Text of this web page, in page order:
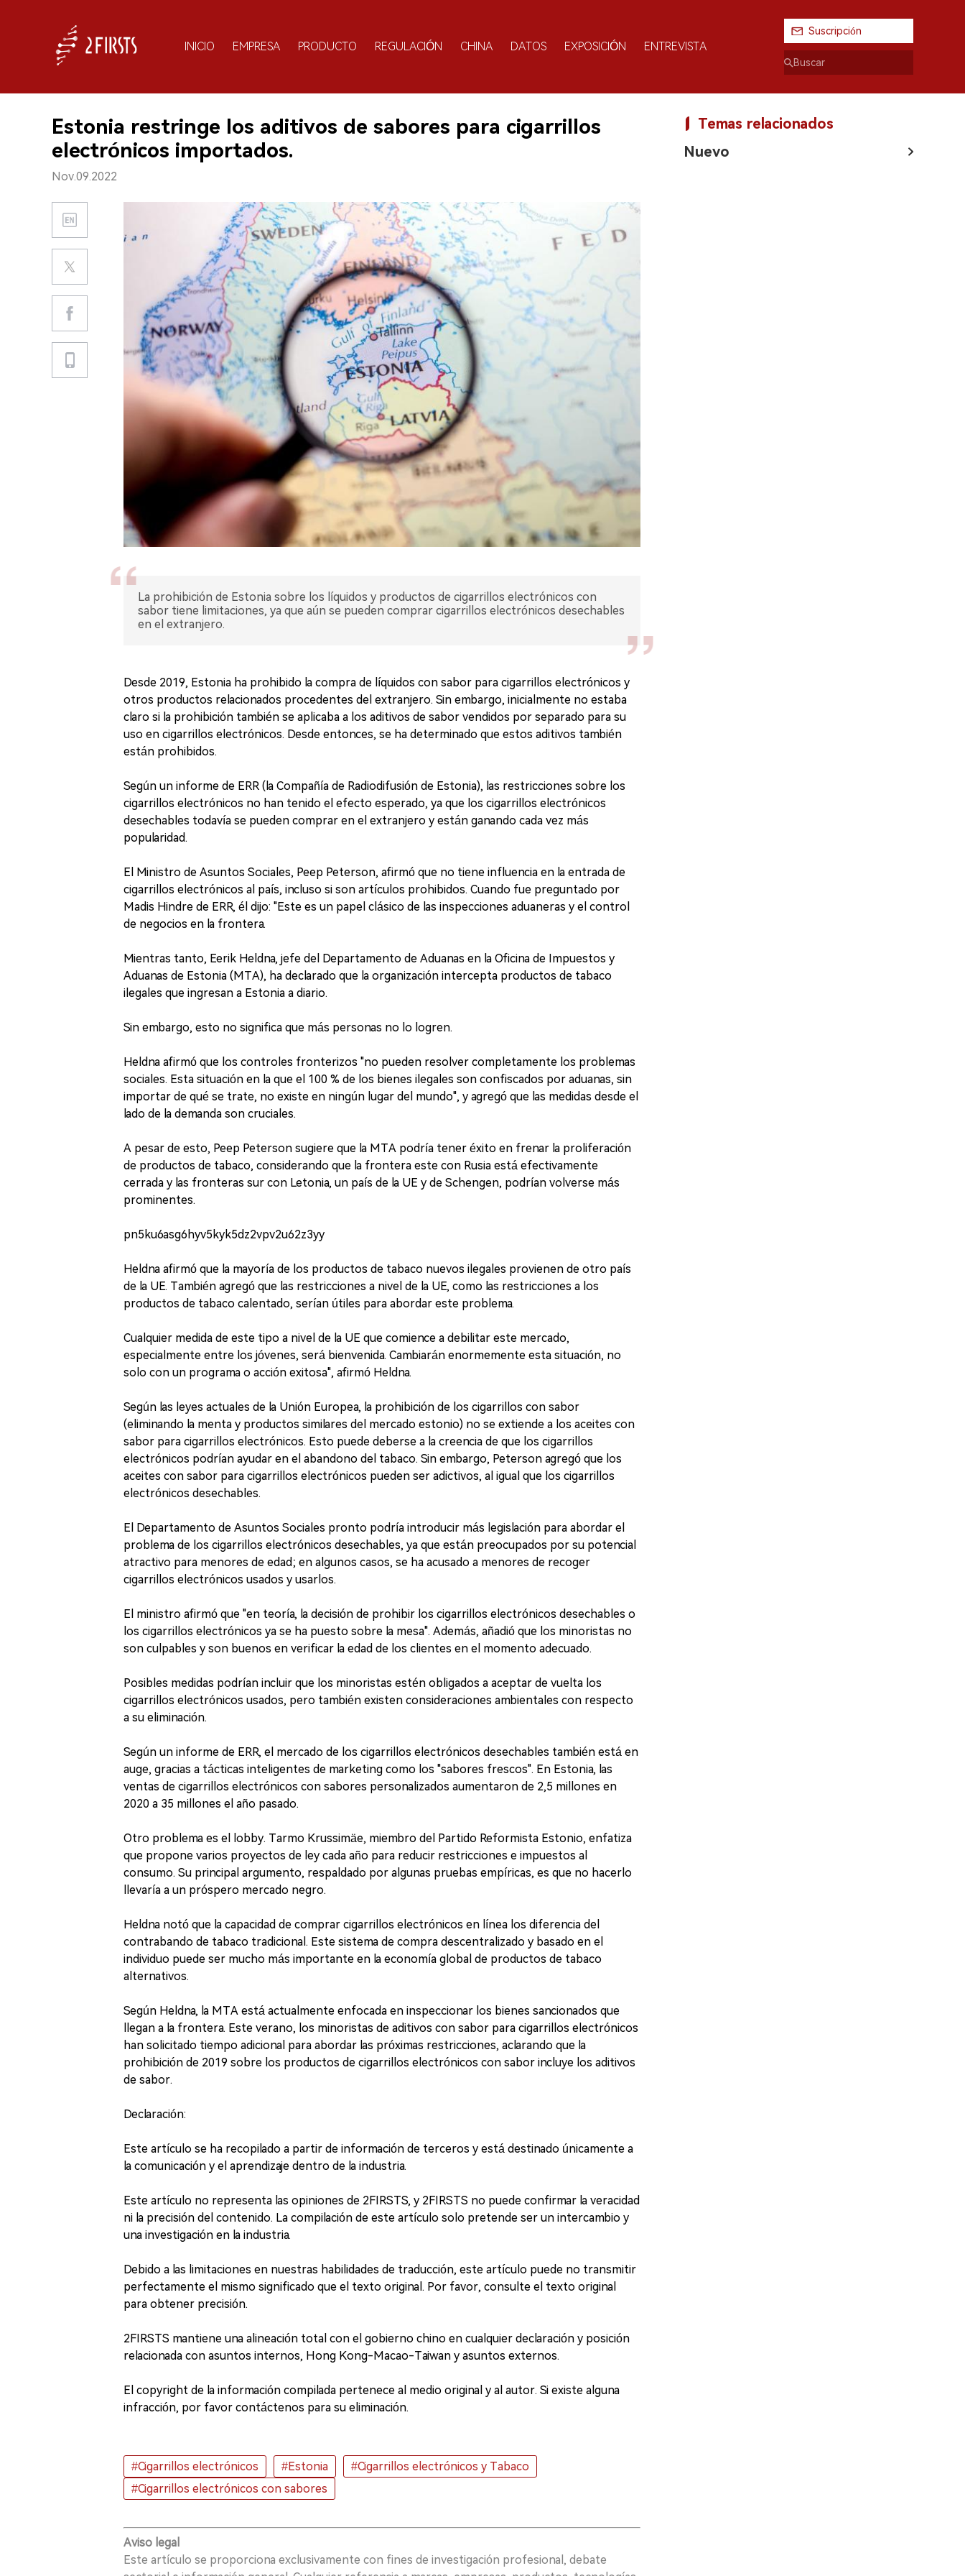
INICIO EMPRESA PRODUCTO REGULACIÓN CHINA DATOS EXPOSICIÓN ENTREVISTA
Suscripción
Estonia restringe los aditivos de sabores para cigarrillos
electrónicos importados.
Nov.09.2022
La prohibición de Estonia sobre los líquidos y productos de cigarrillos electrónicos con
sabor tiene limitaciones, ya que aún se pueden comprar cigarrillos electrónicos desechables
en el extranjero.
Desde 2019, Estonia ha prohibido la compra de líquidos con sabor para cigarrillos electrónicos y
otros productos relacionados procedentes del extranjero. Sin embargo, inicialmente no estaba
claro si la prohibición también se aplicaba a los aditivos de sabor vendidos por separado para su
uso en cigarrillos electrónicos. Desde entonces, se ha determinado que estos aditivos también
están prohibidos.
Según un informe de ERR (la Compañía de Radiodifusión de Estonia), las restricciones sobre los
cigarrillos electrónicos no han tenido el efecto esperado, ya que los cigarrillos electrónicos
desechables todavía se pueden comprar en el extranjero y están ganando cada vez más
popularidad.
El Ministro de Asuntos Sociales, Peep Peterson, afirmó que no tiene influencia en la entrada de
cigarrillos electrónicos al país, incluso si son artículos prohibidos. Cuando fue preguntado por
Madis Hindre de ERR, él dijo: "Este es un papel clásico de las inspecciones aduaneras y el control
de negocios en la frontera.
Mientras tanto, Eerik Heldna, jefe del Departamento de Aduanas en la Oficina de Impuestos y
Aduanas de Estonia (MTA), ha declarado que la organización intercepta productos de tabaco
ilegales que ingresan a Estonia a diario.
Sin embargo, esto no significa que más personas no lo logren.
Heldna afirmó que los controles fronterizos "no pueden resolver completamente los problemas
sociales. Esta situación en la que el 100 % de los bienes ilegales son confiscados por aduanas, sin
importar de qué se trate, no existe en ningún lugar del mundo", y agregó que las medidas desde el
lado de la demanda son cruciales.
A pesar de esto, Peep Peterson sugiere que la MTA podría tener éxito en frenar la proliferación
de productos de tabaco, considerando que la frontera este con Rusia está efectivamente
cerrada y las fronteras sur con Letonia, un país de la UE y de Schengen, podrían volverse más
prominentes.
pn5ku6asg6hyv5kyk5dz2vpv2u62z3yy
Heldna afirmó que la mayoría de los productos de tabaco nuevos ilegales provienen de otro país
de la UE. También agregó que las restricciones a nivel de la UE, como las restricciones a los
productos de tabaco calentado, serían útiles para abordar este problema.
Cualquier medida de este tipo a nivel de la UE que comience a debilitar este mercado,
especialmente entre los jóvenes, será bienvenida. Cambiarán enormemente esta situación, no
solo con un programa o acción exitosa", afirmó Heldna.
Según las leyes actuales de la Unión Europea, la prohibición de los cigarrillos con sabor
(eliminando la menta y productos similares del mercado estonio) no se extiende a los aceites con
sabor para cigarrillos electrónicos. Esto puede deberse a la creencia de que los cigarrillos
electrónicos podrían ayudar en el abandono del tabaco. Sin embargo, Peterson agregó que los
aceites con sabor para cigarrillos electrónicos pueden ser adictivos, al igual que los cigarrillos
electrónicos desechables.
El Departamento de Asuntos Sociales pronto podría introducir más legislación para abordar el
problema de los cigarrillos electrónicos desechables, ya que están preocupados por su potencial
atractivo para menores de edad; en algunos casos, se ha acusado a menores de recoger
cigarrillos electrónicos usados y usarlos.
El ministro afirmó que "en teoría, la decisión de prohibir los cigarrillos electrónicos desechables o
los cigarrillos electrónicos ya se ha puesto sobre la mesa". Además, añadió que los minoristas no
son culpables y son buenos en verificar la edad de los clientes en el momento adecuado.
Posibles medidas podrían incluir que los minoristas estén obligados a aceptar de vuelta los
cigarrillos electrónicos usados, pero también existen consideraciones ambientales con respecto
a su eliminación.
Según un informe de ERR, el mercado de los cigarrillos electrónicos desechables también está en
auge, gracias a tácticas inteligentes de marketing como los "sabores frescos". En Estonia, las
ventas de cigarrillos electrónicos con sabores personalizados aumentaron de 2,5 millones en
2020 a 35 millones el año pasado.
Otro problema es el lobby. Tarmo Krussimäe, miembro del Partido Reformista Estonio, enfatiza
que propone varios proyectos de ley cada año para reducir restricciones e impuestos al
consumo. Su principal argumento, respaldado por algunas pruebas empíricas, es que no hacerlo
llevaría a un próspero mercado negro.
Heldna notó que la capacidad de comprar cigarrillos electrónicos en línea los diferencia del
contrabando de tabaco tradicional. Este sistema de compra descentralizado y basado en el
individuo puede ser mucho más importante en la economía global de productos de tabaco
alternativos.
Según Heldna, la MTA está actualmente enfocada en inspeccionar los bienes sancionados que
llegan a la frontera. Este verano, los minoristas de aditivos con sabor para cigarrillos electrónicos
han solicitado tiempo adicional para abordar las próximas restricciones, aclarando que la
prohibición de 2019 sobre los productos de cigarrillos electrónicos con sabor incluye los aditivos
de sabor.
Declaración:
Este artículo se ha recopilado a partir de información de terceros y está destinado únicamente a
la comunicación y el aprendizaje dentro de la industria.
Este artículo no representa las opiniones de 2FIRSTS, y 2FIRSTS no puede confirmar la veracidad
ni la precisión del contenido. La compilación de este artículo solo pretende ser un intercambio y
una investigación en la industria.
Debido a las limitaciones en nuestras habilidades de traducción, este artículo puede no transmitir
perfectamente el mismo significado que el texto original. Por favor, consulte el texto original
para obtener precisión.
2FIRSTS mantiene una alineación total con el gobierno chino en cualquier declaración y posición
relacionada con asuntos internos, Hong Kong-Macao-Taiwan y asuntos externos.
El copyright de la información compilada pertenece al medio original y al autor. Si existe alguna
infracción, por favor contáctenos para su eliminación.
#Cigarrillos electrónicos #Estonia
#Cigarrillos electrónicos y Tabaco
#Cigarrillos electrónicos con sabores
Aviso legal
Este artículo se proporciona exclusivamente con fines de investigación profesional, debate
Temas relacionados
Nuevo